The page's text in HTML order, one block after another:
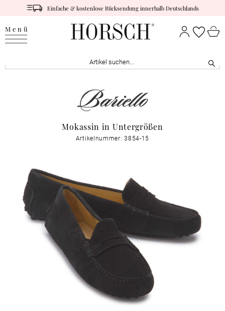
Einfache & kostenlose Rücksendung innerhalb Deutschlands
Menü
Mokassin in Untergrößen
Artikelnummer: 3854-15